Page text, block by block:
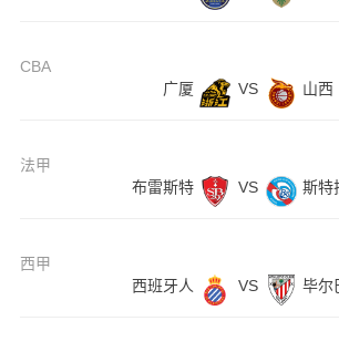
CBA
广厦
VS 山西
法甲
布雷斯特
VS 斯特
西甲
西班牙人
VS 毕尔